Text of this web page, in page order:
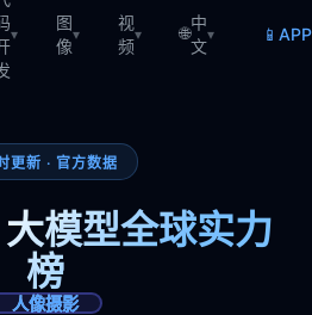
▾
图
像
▾
视
频
▾ 🌐
中
文
▾ 📱
更新 · 官方数据
模型全球实力
榜
人像摄影